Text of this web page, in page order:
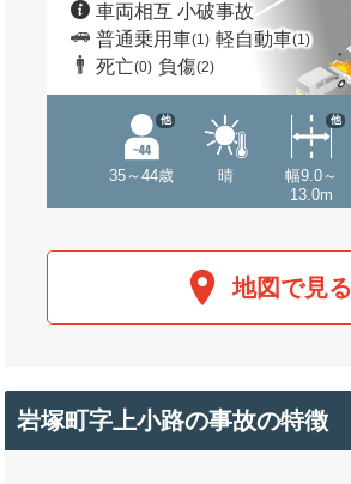
車両相互 小破事故
普通乗用車(1) 軽自動車(1)
死亡(0) 負傷(2)
35～44歳
他
晴
幅9.0～
13.0m
他
地図で見る
岩塚町字上小路の事故の特徴